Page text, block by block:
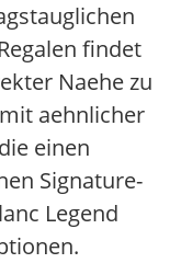
findet
Naehe zu
aehnlicher
einen
Signature-
Legend